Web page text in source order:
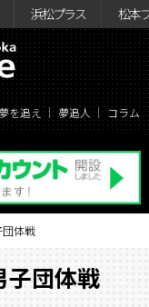
浜松プラス 松本
を追え 夢追人 コラム
団体戦
子団体戦